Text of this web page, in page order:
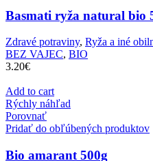
Basmati ryža natural bio
Zdravé potraviny, Ryža a iné
BEZ VAJEC, BIO
3.20€
Add to cart
Rýchly náhľad
Porovnať
Pridať do obľúbených produktov
Bio amarant 500g